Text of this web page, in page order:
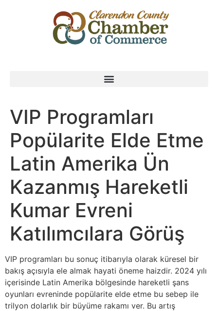
VIP Programları
Popülarite Elde Etme
Latin Amerika Ün
Kazanmış Hareketli
Kumar Evreni
Katılımcılara Görüş
VIP programları bu sonuç itibarıyla olarak küresel bir
bakış açısıyla ele almak hayati öneme haizdir. 2024 yılı
içerisinde Latin Amerika bölgesinde hareketli şans
oyunları evreninde popülarite elde etme bu sebep ile
trilyon dolarlık bir büyüme rakamı ver. Bu artış